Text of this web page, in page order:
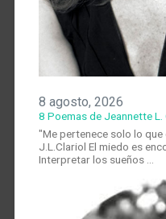
8 agosto, 2026
8 Poemas de Jeannette L.
"Me pertenece solo lo
J.L.Clariol El miedo es
Interpretar los sueños …